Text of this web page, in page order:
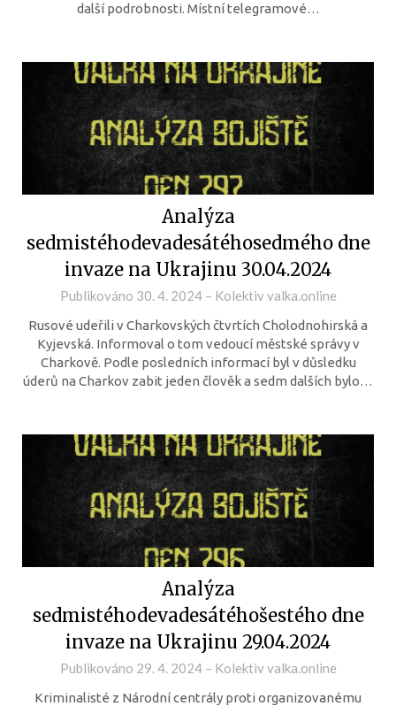
další podrobnosti. Místní telegramové…
Analýza
sedmistéhodevadesátéhosedmého dne
invaze na Ukrajinu 30.04.2024
Publikováno 30. 4. 2024– Kolektiv valka.online
Rusové udeřili v Charkovských čtvrtích Cholodnohirská a
Kyjevská. Informoval o tom vedoucí městské správy v
Charkově. Podle posledních informací byl v důsledku
úderů na Charkov zabit jeden člověk a sedm dalších bylo…
Analýza
sedmistéhodevadesátéhošestého dne
invaze na Ukrajinu 29.04.2024
Publikováno 29. 4. 2024– Kolektiv valka.online
Kriminalisté z Národní centrály proti organizovanému